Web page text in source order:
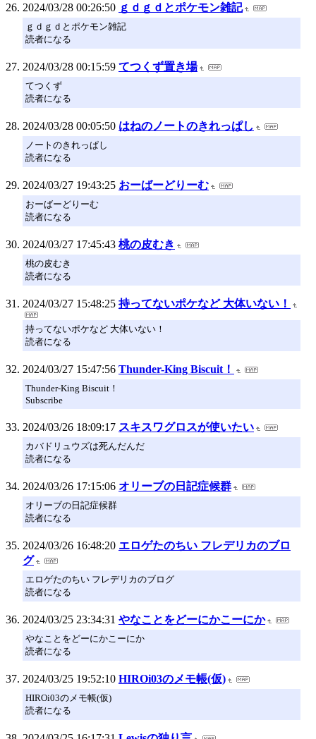
2024/03/28 00:26:50 ｇｄｇｄとポケモン雑記
ｇｄｇｄとポケモン雑記
読者になる
2024/03/28 00:15:59 てつくず置き場
てつくず
読者になる
2024/03/28 00:05:50 はねのノートのきれっぱし
ノートのきれっぱし
読者になる
2024/03/27 19:43:25 おーばーどりーむ
おーばーどりーむ
読者になる
2024/03/27 17:45:43 桃の皮むき
桃の皮むき
読者になる
2024/03/27 15:48:25 持ってないポケなど 大体いない！
持ってないポケなど 大体いない！
読者になる
2024/03/27 15:47:56 Thunder-King Biscuit！
Thunder-King Biscuit！
Subscribe
2024/03/26 18:09:17 スキスワグロスが使いたい
カバドリュウズは死んだんだ
読者になる
2024/03/26 17:15:06 オリーブの日記症候群
オリーブの日記症候群
読者になる
2024/03/26 16:48:20 エロゲたのちい フレデリカのブロ
グ
エロゲたのちい フレデリカのブログ
読者になる
2024/03/25 23:34:31 やなことをどーにかこーにか
やなことをどーにかこーにか
読者になる
2024/03/25 19:52:10 HIROi03のメモ帳(仮)
HIROi03のメモ帳(仮)
読者になる